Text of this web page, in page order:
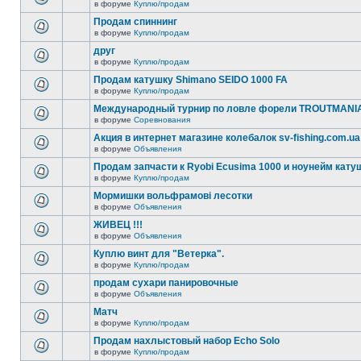
в форуме Куплю/продам
Продам спиннинг
в форуме Куплю/продам
друг
в форуме Куплю/продам
Продам катушку Shimano SEIDO 1000 FA
в форуме Куплю/продам
Международный турнир по ловле форели
в форуме Соревнования
Акция в интернет магазине колебалок sv-fishing.com.ua
в форуме Объявления
Продам запчасти к Ryobi Ecusima 1000 и ноунейм
в форуме Куплю/продам
Мормишки вольфрамові лесотки
в форуме Объявления
ЖИВЕЦ !!!
в форуме Объявления
Куплю винт для "Ветерка".
в форуме Куплю/продам
продам сухари панировочные
в форуме Объявления
Матч
в форуме Куплю/продам
Продам нахлыстовый набор Echo Solo
в форуме Куплю/продам